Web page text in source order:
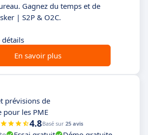
Gagnez du temps et de
| S2P & O2C.
En savoir plus
prévisions de
pour les PME
4.8Basé sur 25 avis